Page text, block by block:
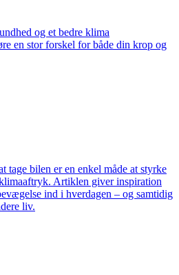
og et bedre klima
en stor forskel for både din krop og
tage bilen er en enkel måde at styrke
Artiklen giver inspiration
ind i hverdagen – og samtidig
liv.